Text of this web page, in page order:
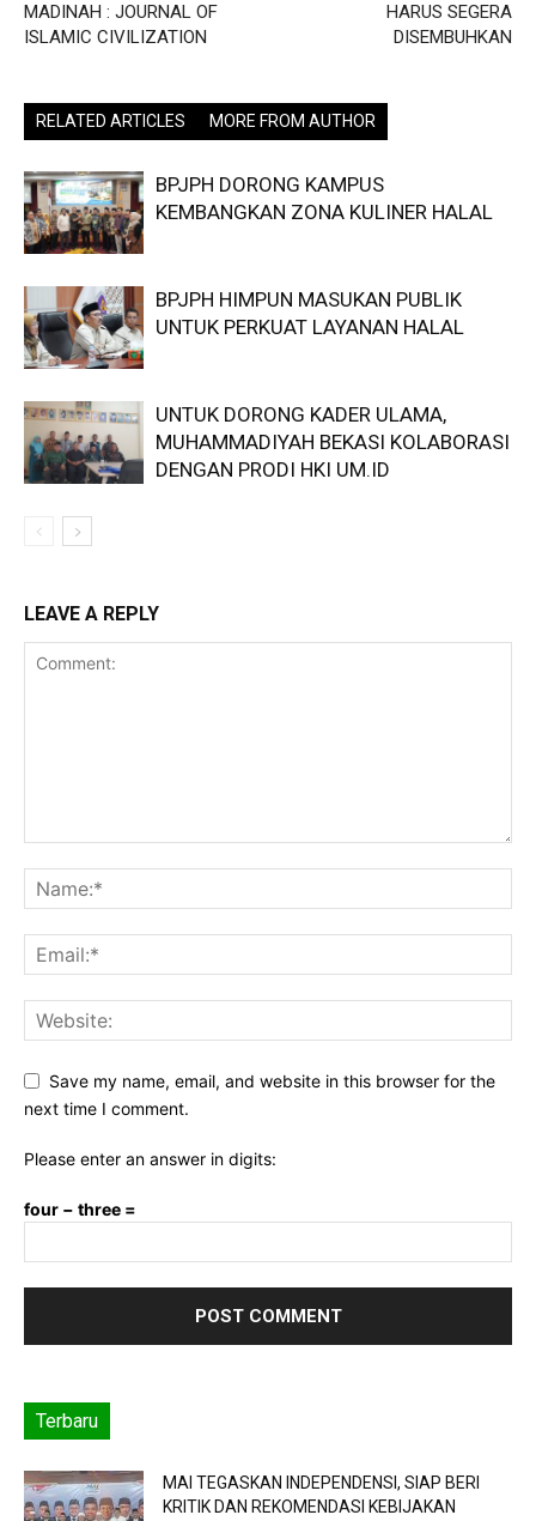
MADINAH : JOURNAL OF
ISLAMIC CIVILIZATION
HARUS SEGERA
DISEMBUHKAN
RELATED ARTICLES MORE FROM AUTHOR
BPJPH DORONG KAMPUS
KEMBANGKAN ZONA KULINER HALAL
BPJPH HIMPUN MASUKAN PUBLIK
UNTUK PERKUAT LAYANAN HALAL
UNTUK DORONG KADER ULAMA,
MUHAMMADIYAH BEKASI KOLABORASI
DENGAN PRODI HKI UM.ID
LEAVE A REPLY
Save my name, email, and website in this browser for the
next time I comment.
Please enter an answer in digits:
four − three =
Terbaru
MAI TEGASKAN INDEPENDENSI, SIAP BERI
KRITIK DAN REKOMENDASI KEBIJAKAN